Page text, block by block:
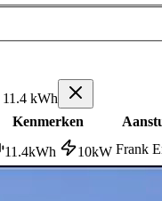
kWh
Kenmerken
11.4kWh 10kW Frank